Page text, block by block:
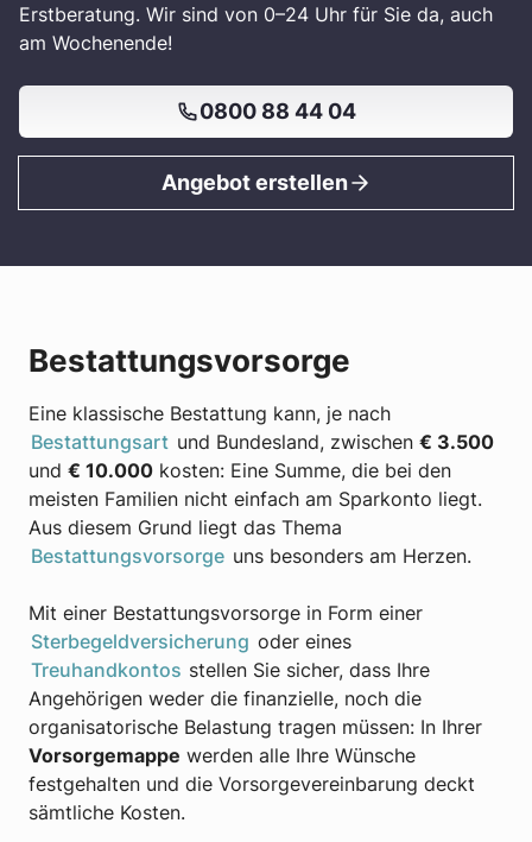
Erstberatung. Wir sind von 0–24 Uhr für Sie da, auch
am Wochenende!
0800 88 44 04
Angebot erstellen
Bestattungsvorsorge
Eine klassische Bestattung kann, je nach
Bestattungsart und Bundesland, zwischen € 3.500
und € 10.000 kosten: Eine Summe, die bei den
meisten Familien nicht einfach am Sparkonto liegt.
Aus diesem Grund liegt das Thema
Bestattungsvorsorge uns besonders am Herzen.
Mit einer Bestattungsvorsorge in Form einer
Sterbegeldversicherung oder eines
Treuhandkontos stellen Sie sicher, dass Ihre
Angehörigen weder die finanzielle, noch die
organisatorische Belastung tragen müssen: In Ihrer
Vorsorgemappe werden alle Ihre Wünsche
festgehalten und die Vorsorgevereinbarung deckt
sämtliche Kosten.